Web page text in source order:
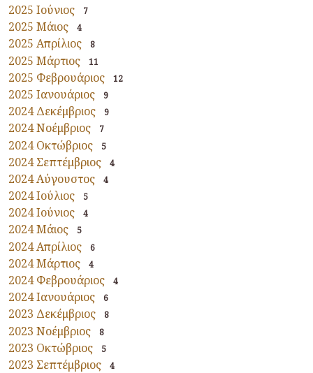
2025 Ιούνιος 7
2025 Μάιος 4
2025 Απρίλιος 8
2025 Μάρτιος 11
2025 Φεβρουάριος 12
2025 Ιανουάριος 9
2024 Δεκέμβριος 9
2024 Νοέμβριος 7
2024 Οκτώβριος 5
2024 Σεπτέμβριος 4
2024 Αύγουστος 4
2024 Ιούλιος 5
2024 Ιούνιος 4
2024 Μάιος 5
2024 Απρίλιος 6
2024 Μάρτιος 4
2024 Φεβρουάριος 4
2024 Ιανουάριος 6
2023 Δεκέμβριος 8
2023 Νοέμβριος 8
2023 Οκτώβριος 5
2023 Σεπτέμβριος 4